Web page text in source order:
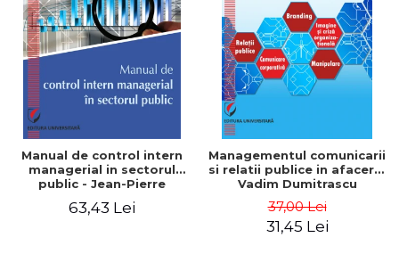
Manual de control intern
managerial in sectorul
public - Jean-Pierre
63,43 Lei
Managementul comunicarii
si relatii publice in afaceri -
Vadim Dumitrascu
37,00 Lei
31,45 Lei